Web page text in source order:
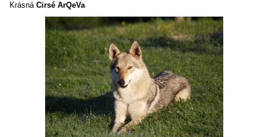
KrásnáCirsé ArQeVa